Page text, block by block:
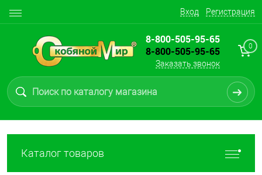
Вход Регистрация
8-800-505-95-65
8-800-505-95-65
Заказать звонок
0
Каталог товаров